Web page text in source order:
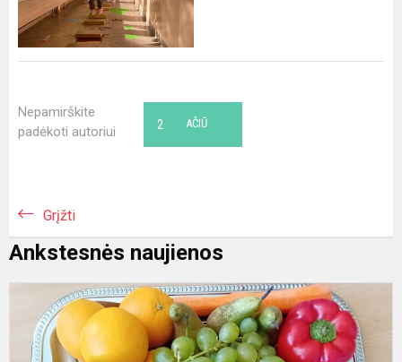
Nepamirškite
padėkoti autoriui
AČIŪ
2
Grįžti
Ankstesnės naujienos